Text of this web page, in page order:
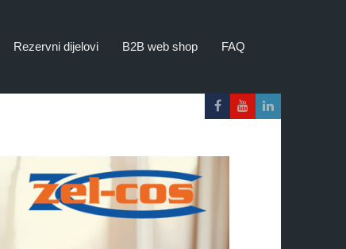
Rezervni dijelovi B2B web shop FAQ